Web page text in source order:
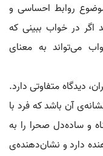
روابط احساسی و
اگر در خواب ببینی که
می‌تواند به معنای
دیدگاه متفاوتی دارد.
آن باشد که فرد با
و ساده‌دل صحرا را به
دارد و نشان‌دهنده‌ی